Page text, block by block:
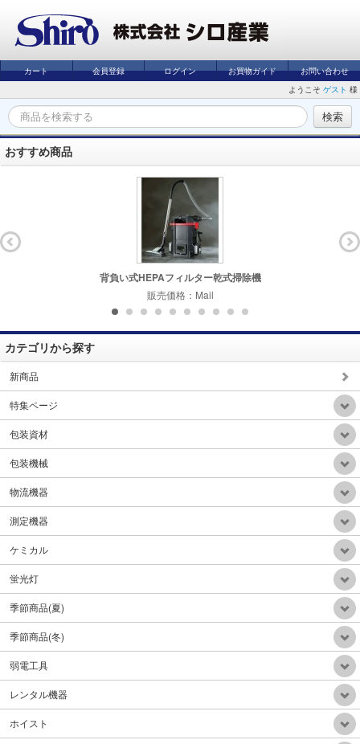
カート 会員登録 ログイン お買物ガイド
お問い合わせ
ようこそ ゲスト 様
おすすめ商品
背負い式HEPAフィルター乾式掃除機
販売価格：Mail
電動牽引車(電動牽引フックリフトアップ機能付)リフトアップ300Kg牽引力1.5ton
カテゴリから探す
新商品
特集ページ
包装資材
包装機械
物流機器
測定機器
ケミカル
蛍光灯
季節商品(夏)
季節商品(冬)
弱電工具
レンタル機器
ホイスト